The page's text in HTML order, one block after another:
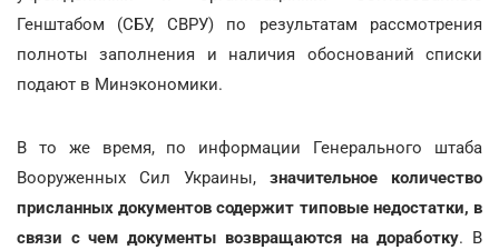
Генштабом (СБУ, СВРУ) по результатам рассмотрения
полноты заполнения и наличия обоснований списки
подают в Минэкономики.
В то же время, по информации Генерального штаба
Вооруженных Сил Украины, значительное количество
присланных документов содержит типовые недостатки, в
связи с чем документы возвращаются на доработку. В